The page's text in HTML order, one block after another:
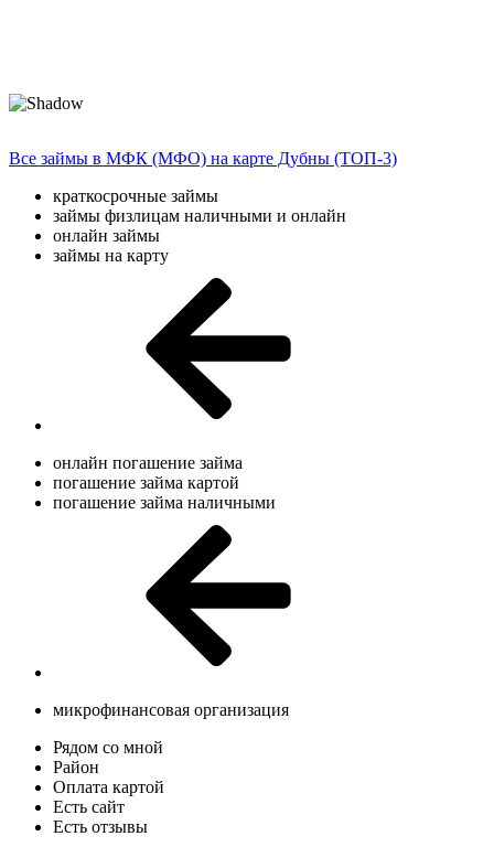
Все займы в МФК (МФО) на карте Дубны (ТОП-3)
краткосрочные займы
займы физлицам наличными и онлайн
онлайн займы
займы на карту
онлайн погашение займа
погашение займа картой
погашение займа наличными
микрофинансовая организация
Рядом со мной
Район
Оплата картой
Есть сайт
Есть отзывы